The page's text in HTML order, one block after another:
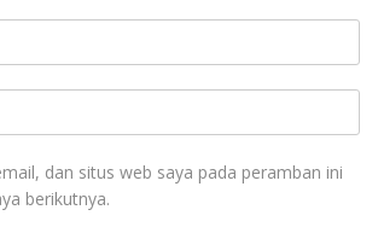
dan situs web saya pada peramban ini
berikutnya.